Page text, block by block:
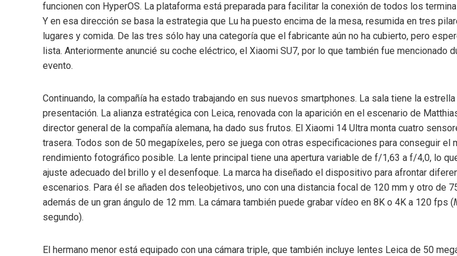
funcionen con HyperOS. La plataforma está preparada para facilitar la conexión de todos los
Y en esa dirección se basa la estrategia que Lu ha puesto encima de la mesa, resumida en tres
lugares y comida. De las tres sólo hay una categoría que el fabricante aún no ha cubierto, pero
lista. Anteriormente anuncié su coche eléctrico, el Xiaomi SU7, por lo que también fue mencionado
evento.
Continuando, la compañía ha estado trabajando en sus nuevos smartphones. La sala tiene la estrella
presentación. La alianza estratégica con Leica, renovada con la aparición en el escenario de
director general de la compañía alemana, ha dado sus frutos. El Xiaomi 14 Ultra monta cuatro
trasera. Todos son de 50 megapíxeles, pero se juega con otras especificaciones para conseguir el
rendimiento fotográfico posible. La lente principal tiene una apertura variable de f/1,63 a f/4,0, lo
ajuste adecuado del brillo y el desenfoque. La marca ha diseñado el dispositivo para afrontar
escenarios. Para él se añaden dos teleobjetivos, uno con una distancia focal de 120 mm y otro de
además de un gran ángulo de 12 mm. La cámara también puede grabar vídeo en 8K o 4K a 120 fps (
segundo).
El hermano menor está equipado con una cámara triple, que también incluye lentes Leica de 50